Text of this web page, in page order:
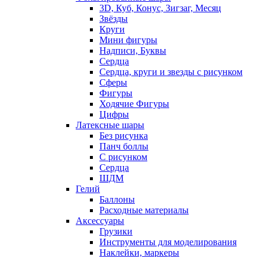
3D, Куб, Конус, Зигзаг, Месяц
Звёзды
Круги
Мини фигуры
Надписи, Буквы
Сердца
Сердца, круги и звезды с рисунком
Сферы
Фигуры
Ходячие Фигуры
Цифры
Латексные шары
Без рисунка
Панч боллы
С рисунком
Сердца
ШДМ
Гелий
Баллоны
Расходные материалы
Аксессуары
Грузики
Инструменты для моделирования
Наклейки, маркеры